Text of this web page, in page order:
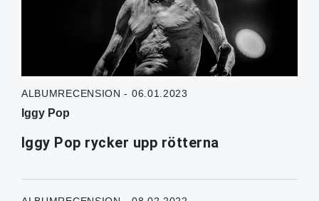
ALBUMRECENSION - 06.01.2023
Iggy Pop
Iggy Pop rycker upp rötterna